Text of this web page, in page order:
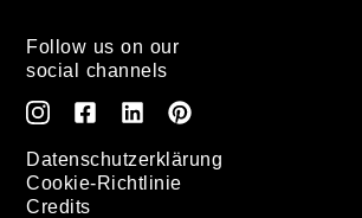
Follow us on our
social channels
Datenschutzerklärung
Cookie-Richtlinie
Credits